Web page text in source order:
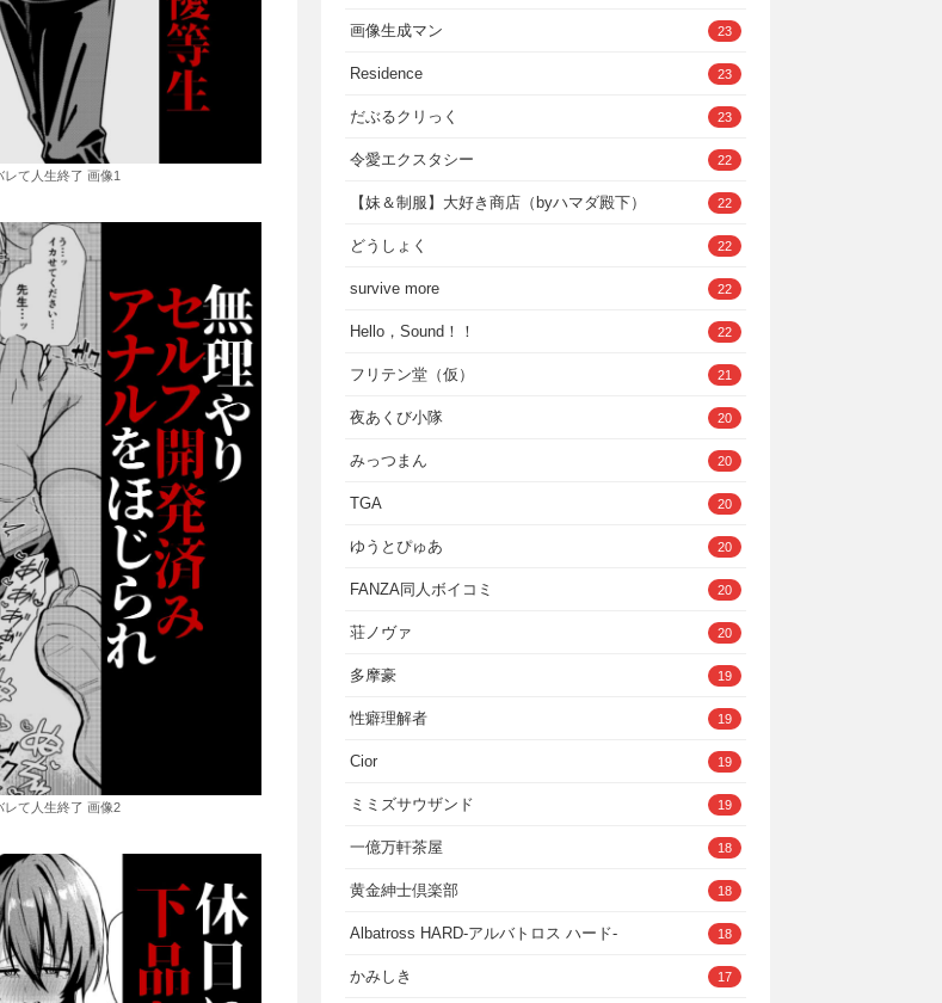
て人生終了 画像1
レて人生終了 画像2
画像生成マン 23
Residence 23
だぶるクリっく 23
令愛エクスタシー 22
【妹＆制服】大好き商店（byハマダ殿下） 22
どうしょく 22
survive more 22
Hello，Sound！！ 22
フリテン堂（仮） 21
夜あくび小隊 20
みっつまん 20
TGA 20
ゆうとぴゅあ 20
FANZA同人ボイコミ 20
荘ノヴァ 20
多摩豪 19
性癖理解者 19
Cior 19
ミミズサウザンド 19
一億万軒茶屋 18
黄金紳士倶楽部 18
Albatross HARD‐アルバトロス ハード‐ 18
かみしき 17